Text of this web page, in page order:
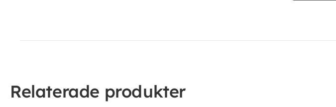
Relaterade produkter